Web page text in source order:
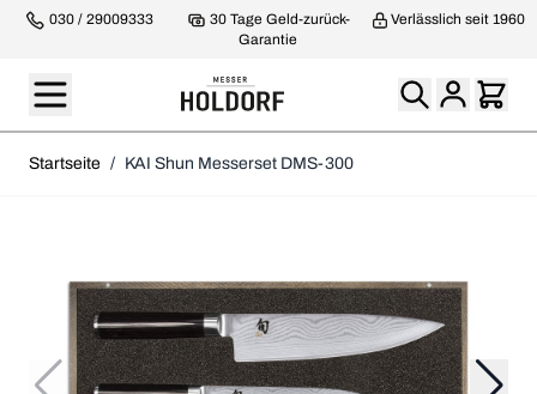
030 / 29009333
30 Tage Geld-zurück-
Garantie
Verlässlich seit 1960
Startseite / KAI Shun Messerset DMS-300